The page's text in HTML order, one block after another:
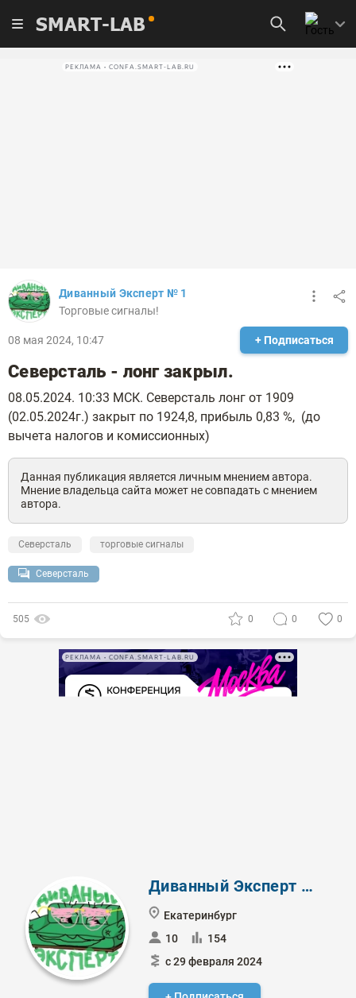
SMART-LAB
РЕКЛАМА • CONFA.SMART-LAB.RU
Диванный Эксперт № 1
Торговые сигналы!
08 мая 2024, 10:47 + Подписаться
Северсталь - лонг закрыл.
08.05.2024. 10:33 МСК. Северсталь лонг от 1909
(02.05.2024г.) закрыт по 1924,8, прибыль 0,83 %, (до
вычета налогов и комиссионных)
Данная публикация является личным мнением автора.
Мнение владельца сайта может не совпадать с мнением
автора.
Северсталь торговые сигналы
Северсталь
505 0 0 0
РЕКЛАМА • CONFA.SMART-LAB.RU
Диванный Эксперт № 1
Екатеринбург
10
154
с 29 февраля 2024